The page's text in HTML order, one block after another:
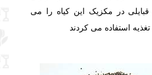
در مکزیک این کیاه را می
استفاده می کردند